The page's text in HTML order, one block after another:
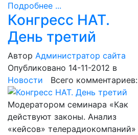
Подробнее ...
Конгресс НАТ.
День третий
Автор Администратор сайта
Опубликовано 14-11-2012 в
Новости Всего комментариев:
Модератором семинара «Как
действуют законы. Анализ
«кейсов» телерадиокомпаний»